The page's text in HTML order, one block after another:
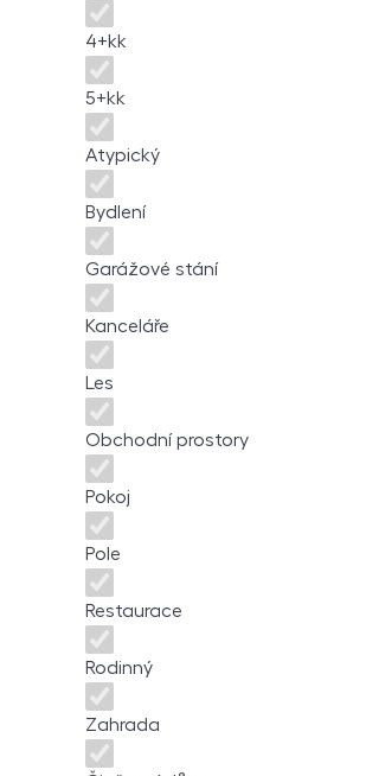
4+kk
5+kk
Atypický
Bydlení
Garážové stání
Kanceláře
Les
Obchodní prostory
Pokoj
Pole
Restaurace
Rodinný
Zahrada